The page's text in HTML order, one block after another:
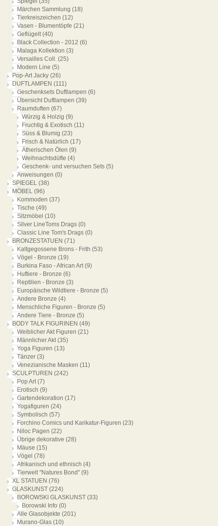
Märchen Sammlung (18)
Tierkreiszeichen (12)
Vasen - Blumentöpfe (21)
Geflügelt(40)
Black Collection - 2012 (6)
Malaga Kollektion (3)
Versailles Coll. (25)
Modern Line (5)
Pop-Art Jacky (26)
DUFTLAMPEN (111)
Geschenksets Duftlampen (6)
Übersicht Duftlampen (39)
Raumduften (67)
Würzig & Holzig (9)
Fruchtig & Exotisch (11)
Süss & Blumig (23)
Frisch & Natürlich (17)
Ätherischen Ölen (9)
Weihnachtsdüfte (4)
Geschenk- und versuchen Sets (5)
Anweisungen (0)
SPIEGEL (38)
MÖBEL (96)
Kommoden (37)
Tische (49)
Sitzmöbel (10)
Silver LineToms Drags (0)
Classic Line Tom's Drags (0)
BRONZESTATUEN (71)
Kaltgegossene Brons - Frith (53)
Vögel - Bronze (19)
Burkina Faso - African Art(9)
Huftiere - Bronze (6)
Reptilien - Bronze (3)
Europäische Wildtiere - Bronze (5)
Andere Bronze (4)
Menschliche Figuren - Bronze (5)
Andere Tiere - Bronze (5)
BODY TALK FIGURINEN (49)
Weiblicher Akt Figuren (21)
Männlicher Akt(35)
Yoga Figuren (13)
Tänzer (3)
Venezianische Masken (11)
SCULPTUREN (242)
Pop Art(7)
Erotisch (9)
Gartendekoration (17)
Yogafiguren (24)
Symbolisch (57)
Forchino Comics und Karikatur-Figuren (23)
Niloc Pagen (22)
Übrige dekorative (28)
Mäuse (15)
Vögel (78)
Afrikanisch und ethnisch (4)
Tierwelt "Natures Bond" (9)
XL STATUEN (76)
GLASKUNST (224)
BOROWSKI GLASKUNST (33)
Borowski Info (0)
Alle Glasobjekte (201)
Murano-Glas (10)